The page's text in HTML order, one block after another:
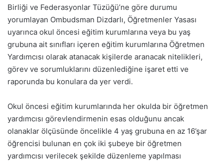
Birliği ve Federasyonlar Tüzüğü’ne göre durumu
yorumlayan Ombudsman Dizdarlı, Öğretmenler Yasası
uyarınca okul öncesi eğitim kurumlarına veya bu yaş
grubuna ait sınıfları içeren eğitim kurumlarına Öğretmen
Yardımcısı olarak atanacak kişilerde aranacak nitelikleri,
görev ve sorumluklarını düzenlediğine işaret etti ve
raporunda bu konulara da yer verdi.
Okul öncesi eğitim kurumlarında her okulda bir öğretmen
yardımcısı görevlendirmenin esas olduğunu ancak
olanaklar ölçüsünde öncelikle 4 yaş grubuna en az 16’şar
öğrencisi bulunan en çok iki şubeye bir öğretmen
yardımcısı verilecek şekilde düzenleme yapılması